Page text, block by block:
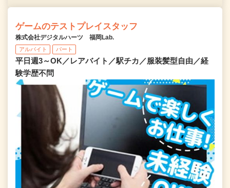
ゲームのテストプレイスタッフ
株式会社デジタルハーツ 福岡Lab.
アルバイト パート
平日週3～OK／レアバイト／駅チカ／服装髪型自由／経
験学歴不問